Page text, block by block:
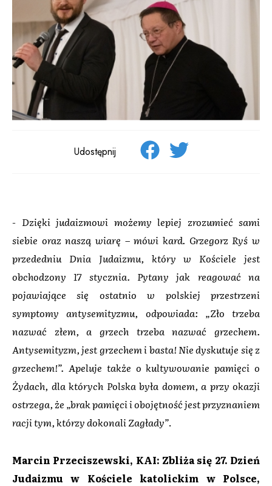
Udostępnij
- Dzięki judaizmowi możemy lepiej zrozumieć sami
siebie oraz naszą wiarę – mówi kard. Grzegorz Ryś w
przededniu Dnia Judaizmu, który w Kościele jest
obchodzony 17 stycznia. Pytany jak reagować na
pojawiające się ostatnio w polskiej przestrzeni
symptomy antysemityzmu, odpowiada: „Zło trzeba
nazwać złem, a grzech trzeba nazwać grzechem.
Antysemityzm, jest grzechem i basta! Nie dyskutuje się z
grzechem!”. Apeluje także o kultywowanie pamięci o
Żydach, dla których Polska była domem, a przy okazji
ostrzega, że „brak pamięci i obojętność jest przyznaniem
racji tym, którzy dokonali Zagłady”.
Marcin Przeciszewski, KAI: Zbliża się 27. Dzień
Judaizmu w Kościele katolickim w Polsce,